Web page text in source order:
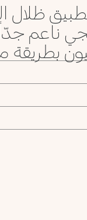
ظلال
ناعم
بطريقة